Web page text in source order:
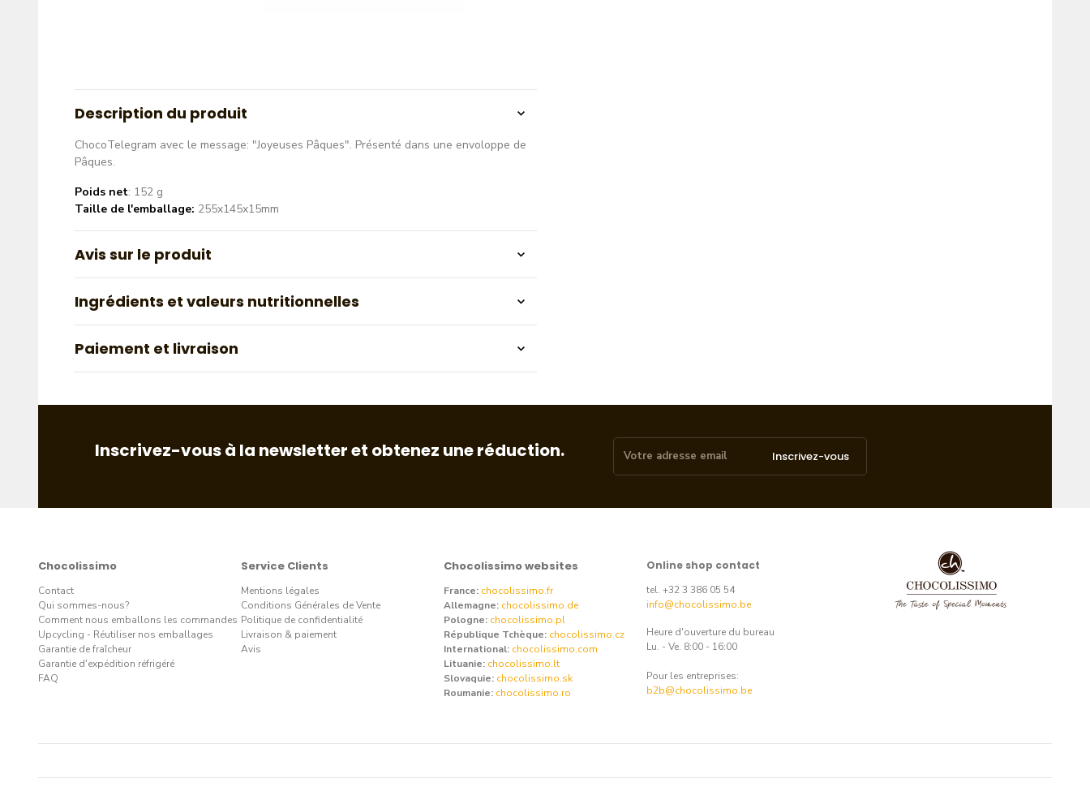
Description du produit
ChocoTelegram avec le message: "Joyeuses Pâques". Présenté dans une envoloppe de
Pâques.
Poids net: 152 g
Taille de l'emballage: 255x145x15mm
Avis sur le produit
Ingrédients et valeurs nutritionnelles
Paiement et livraison
Inscrivez-vous à la newsletter et obtenez une réduction. Inscrivez-vous
Chocolissimo
Contact
Qui sommes-nous?
Comment nous emballons les commandes
Upcycling - Réutiliser nos emballages
Garantie de fraîcheur
Garantie d'expédition réfrigéré
FAQ
Service Clients
Mentions légales
Conditions Générales de Vente
Politique de confidentialité
Livraison & paiement
Avis
Chocolissimo websites
France: chocolissimo.fr
Allemagne: chocolissimo.de
Pologne: chocolissimo.pl
République Tchèque: chocolissimo.cz
International: chocolissimo.com
Lituanie: chocolissimo.lt
Slovaquie: chocolissimo.sk
Roumanie: chocolissimo.ro
Online shop contact
tel. +32 3 386 05 54
info@chocolissimo.be
Heure d'ouverture du bureau
Lu. - Ve. 8:00 - 16:00
Pour les entreprises:
b2b@chocolissimo.be